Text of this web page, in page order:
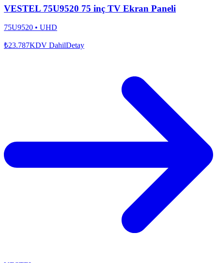
VESTEL 75U9520 75 inç TV Ekran Paneli
75U9520 • UHD
₺23.787KDV DahilDetay